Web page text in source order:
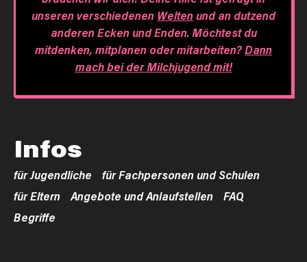
unseren verschiedenen Weltenund an dutzend
anderen Ecken und Enden. Möchtest du
mitdenken, mitplanen oder mitarbeiten?Dann
mach bei der Milchjugend mit!
Infos
für Jugendliche
für Fachpersonen und Schulen
für Eltern
Angebote und Anlaufstellen
FAQ
Begriffe